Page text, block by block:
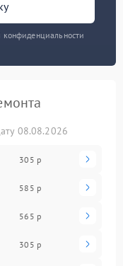
конфиденциальности
08.08.2026
305 р
585 р
565 р
305 р